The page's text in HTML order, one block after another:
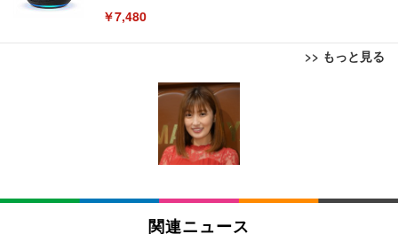
￥7,480
>> もっと見る
[EdoErgo] オフィスチェア 椅子 テレワーク 疲れな
い 跳ね上げ式アームレスト コンパクト 約105度ロッ
キング pc 事務椅子 360度回転 座面昇降 強化ナイロ
ン樹脂ベース 通気性メッシュ 在宅ワーク H-WY01
(黒網+黒枠+黒足)
SIHOO B100 オフィスチェア／デスクチェア メッシ
ュチェア 人間工学 疲れない ブラック
EIZO ビジネス向けプレミアムモニター | FlexScan
EV3240X-WT | 31.5型4K UHD・USB Type-C・ホワ
￥105,595
EIZO ビジネス向けプレミアムモニター | FlexScan
Amazonベーシック ペットシーツ 薄型 レギュラー 1
回使い捨て 無香料 ホワイト 300枚
Amazonベーシック ペットシーツ 厚型 ワイド 42枚
x2袋(84枚) ホワイト(吸収面:ライトブルー)
関連ニュース